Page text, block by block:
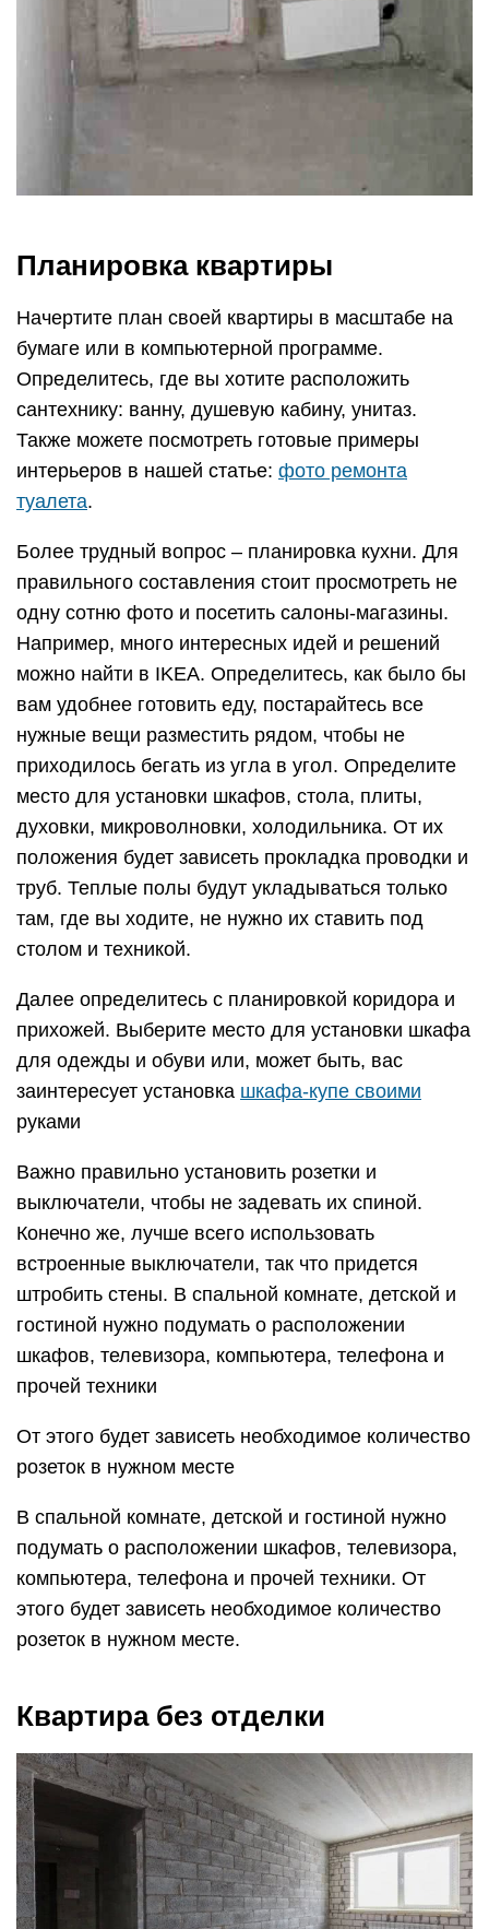
Планировка квартиры
Начертите план своей квартиры в масштабе на
бумаге или в компьютерной программе.
Определитесь, где вы хотите расположить
сантехнику: ванну, душевую кабину, унитаз.
Также можете посмотреть готовые примеры
интерьеров в нашей статье: фото ремонта
туалета.
Более трудный вопрос – планировка кухни. Для
правильного составления стоит просмотреть не
одну сотню фото и посетить салоны-магазины.
Например, много интересных идей и решений
можно найти в IKEA. Определитесь, как было бы
вам удобнее готовить еду, постарайтесь все
нужные вещи разместить рядом, чтобы не
приходилось бегать из угла в угол. Определите
место для установки шкафов, стола, плиты,
духовки, микроволновки, холодильника. От их
положения будет зависеть прокладка проводки и
труб. Теплые полы будут укладываться только
там, где вы ходите, не нужно их ставить под
столом и техникой.
Далее определитесь с планировкой коридора и
прихожей. Выберите место для установки шкафа
для одежды и обуви или, может быть, вас
заинтересует установка шкафа-купе своими
руками
Важно правильно установить розетки и
выключатели, чтобы не задевать их спиной.
Конечно же, лучше всего использовать
встроенные выключатели, так что придется
штробить стены. В спальной комнате, детской и
гостиной нужно подумать о расположении
шкафов, телевизора, компьютера, телефона и
прочей техники
От этого будет зависеть необходимое количество
розеток в нужном месте
В спальной комнате, детской и гостиной нужно
подумать о расположении шкафов, телевизора,
компьютера, телефона и прочей техники. От
этого будет зависеть необходимое количество
розеток в нужном месте.
Квартира без отделки